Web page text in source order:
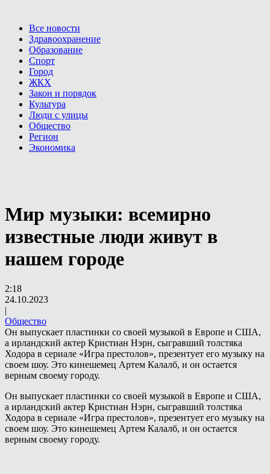
Все новости
Здравоохранение
Образование
Спорт
Город
ЖКХ
Закон и порядок
Культура
Люди с улицы
Общество
Регион
Экономика
Мир музыки: всемирно
известные люди живут в
нашем городе
2:18
24.10.2023
|
Общество
Он выпускает пластинки со своей музыкой в Европе и США,
а ирландский актер Кристиан Нэрн, сыгравший толстяка
Ходора в сериале «Игра престолов», презентует его музыку на
своем шоу. Это кинешемец Артем Калалб, и он остается
верным своему городу.
Он выпускает пластинки со своей музыкой в Европе и США,
а ирландский актер Кристиан Нэрн, сыгравший толстяка
Ходора в сериале «Игра престолов», презентует его музыку на
своем шоу. Это кинешемец Артем Калалб, и он остается
верным своему городу.